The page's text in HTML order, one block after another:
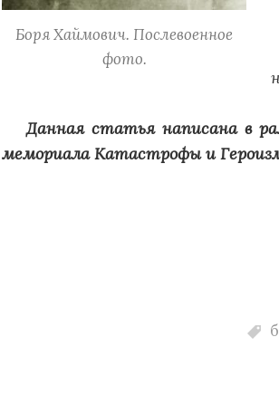
Боря Хаймович. Послевоенное
фото.
Данная статья написана в
мемориала Катастрофы и